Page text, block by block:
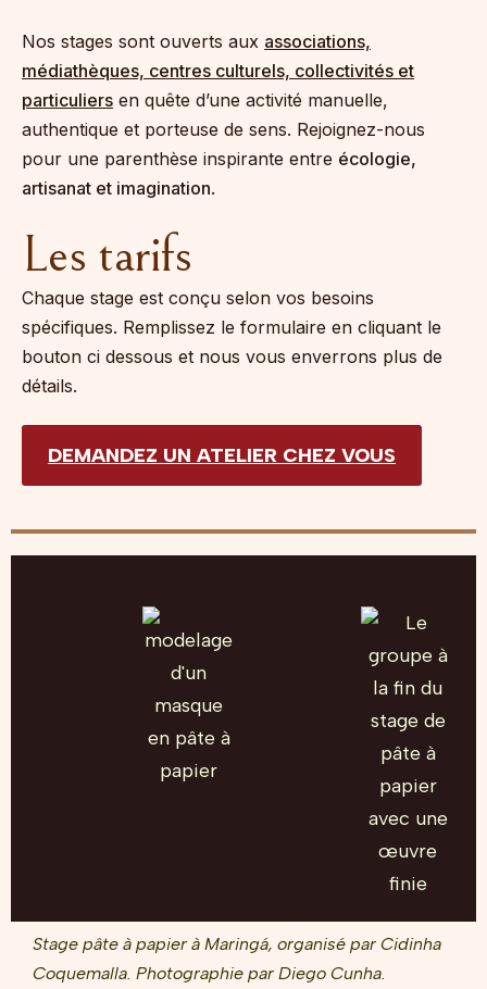
Nos stages sont ouverts aux associations,
médiathèques, centres culturels, collectivités et
particuliers en quête d’une activité manuelle,
authentique et porteuse de sens. Rejoignez-nous
pour une parenthèse inspirante entre écologie,
artisanat et imagination.
Les tarifs
Chaque stage est conçu selon vos besoins
spécifiques. Remplissez le formulaire en cliquant le
bouton ci dessous et nous vous enverrons plus de
détails.
DEMANDEZ UN ATELIER CHEZ VOUS
Stage pâte à papier à Maringá, organisé par Cidinha
Coquemalla. Photographie par Diego Cunha.